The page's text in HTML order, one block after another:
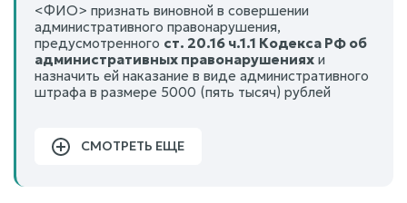
<ФИО> признать виновной в совершении
административного правонарушения,
предусмотренного ст. 20.16 ч.1.1 Кодекса РФ об
административных правонарушениях и
назначить ей наказание в виде административного
штрафа в размере 5000 (пять тысяч) рублей
СМОТРЕТЬ ЕЩЕ